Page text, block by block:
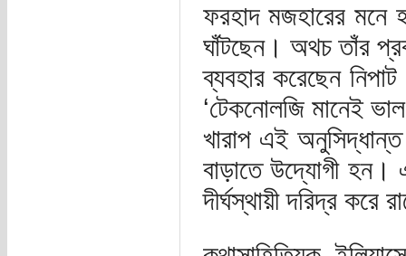
ফরহাদ মজহারের মনে
ঘাঁটছেন। অথচ তাঁর
ব্যবহার করেছেন
‘টেকনোলজি মানেই
খারাপ এই
বাড়াতে উদ্যোগী হন।
দীর্ঘস্থায়ী দরিদ্র করে